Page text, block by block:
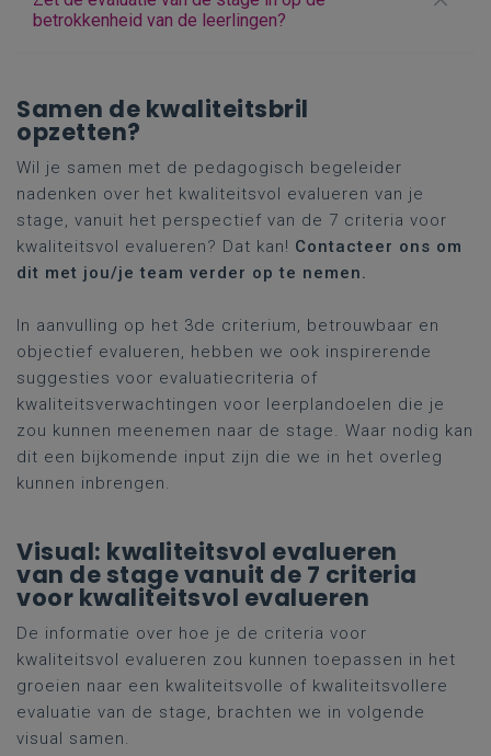
betrokkenheid van de leerlingen?
Samen de kwaliteitsbril
opzetten?
Wil je samen met de pedagogisch begeleider
nadenken over het kwaliteitsvol evalueren van je
stage, vanuit het perspectief van de 7 criteria voor
kwaliteitsvol evalueren? Dat kan! Contacteer ons om
dit met jou/je team verder op te nemen.
In aanvulling op het 3de criterium, betrouwbaar en
objectief evalueren, hebben we ook inspirerende
suggesties voor evaluatiecriteria of
kwaliteitsverwachtingen voor leerplandoelen die je
zou kunnen meenemen naar de stage. Waar nodig kan
dit een bijkomende input zijn die we in het overleg
kunnen inbrengen.
Visual: kwaliteitsvol evalueren
van de stage vanuit de 7 criteria
voor kwaliteitsvol evalueren
De informatie over hoe je de criteria voor
kwaliteitsvol evalueren zou kunnen toepassen in het
groeien naar een kwaliteitsvolle of kwaliteitsvollere
evaluatie van de stage, brachten we in volgende
visual samen.